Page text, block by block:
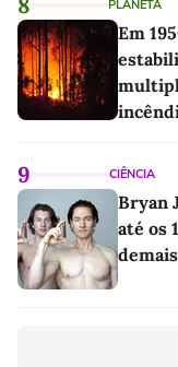
PLANETA
Em
9 CIÊNCIA
Bryan
até os